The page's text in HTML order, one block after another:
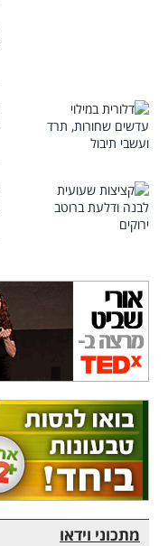
מתכוני וידאו